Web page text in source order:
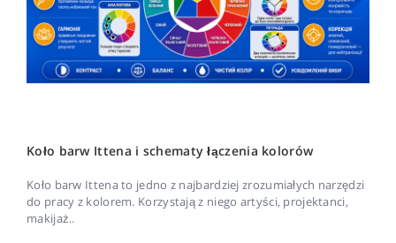
Koło barw Ittena i schematy łączenia kolorów
Koło barw Ittena to jedno z najbardziej zrozumiałych narzędzi
do pracy z kolorem. Korzystają z niego artyści, projektanci,
makijaż..